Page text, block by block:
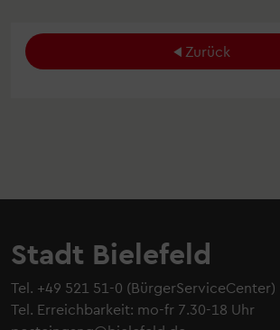
Zurück
Stadt Bielefeld
Tel. +49 521 51-0 (BürgerServiceCenter)
Tel. Erreichbarkeit: mo-fr 7.30-18 Uhr